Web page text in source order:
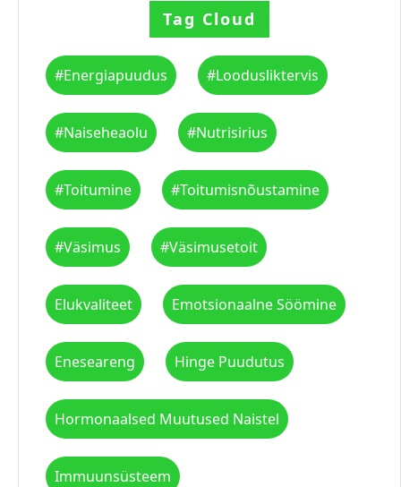
Tag Cloud
#energiapuudus #loodusliktervis
#naiseheaolu #nutrisirius
#toitumine #toitumisnõustamine
#väsimus #väsimusetoit
Elukvaliteet Emotsionaalne Söömine
Eneseareng Hinge Puudutus
Hormonaalsed Muutused Naistel
Immuunsüsteem